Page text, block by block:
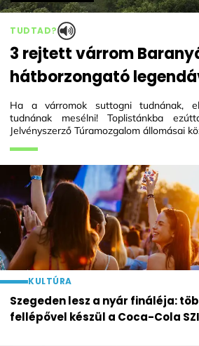
KULTÚRA
Szegeden lesz a nyár fináléja:
fellépővel készül a Coca-Cola
TUDTAD?
3 rejtett várrom
hátborzongató
Ha a várromok suttogni tudnának,
tudnának mesélni! Toplistánkba
Jelvényszerző Túramozgalom állomásai